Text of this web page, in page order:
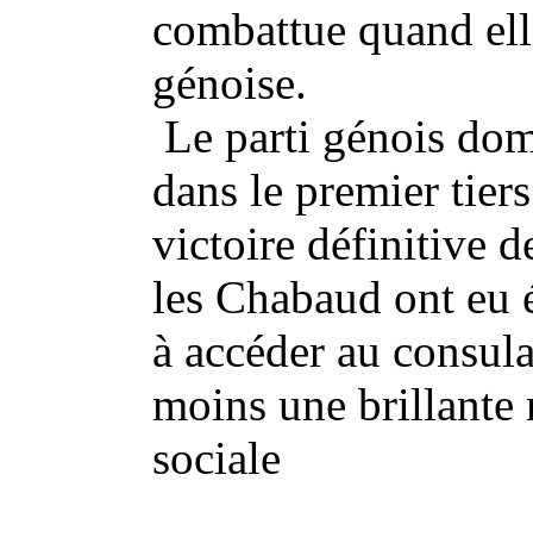
combattue quand
génoise.
Le parti génois
dans le premier
victoire définitive
les Chabaud ont eu
à accéder au
moins une brillante
sociale